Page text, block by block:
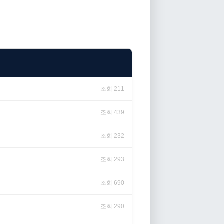
조회 211
조회 439
조회 232
조회 293
조회 690
조회 290